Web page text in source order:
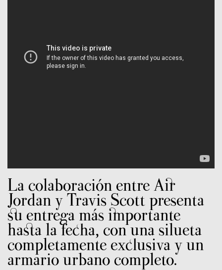
La colaboración entre Air
Jordan y Travis Scott presenta
su entrega más importante
hasta la fecha, con una silueta
completamente exclusiva y un
armario urbano completo.